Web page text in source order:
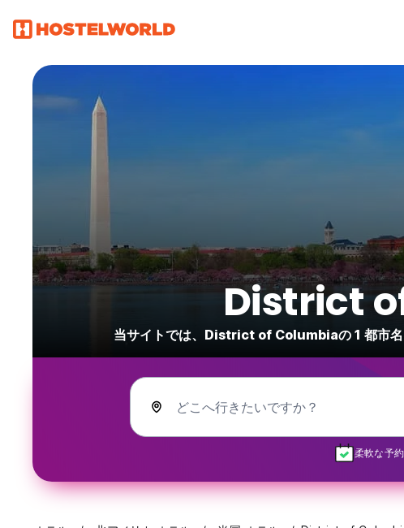
District
当サイトでは、District of Columbiaの 1 都市名
どこへ行きたいですか？
柔軟な予